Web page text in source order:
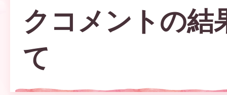
クコメントの結
て